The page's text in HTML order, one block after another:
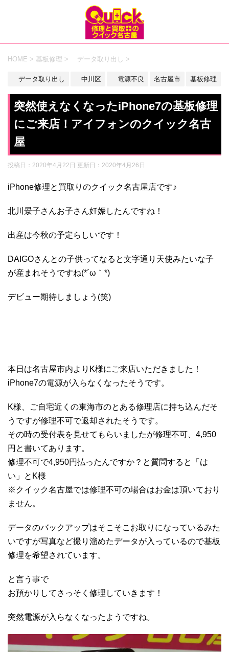
HOME > 基板修理 > データ取り出し >
データ取り出し 中川区 電源不良 名古屋市 基板修理
突然使えなくなったiPhone7の基板修理
にご来店！アイフォンのクイック名古
屋
投稿日：2020年4月22日 更新日： 2020年4月26日
iPhone修理と買取りのクイック名古屋店です♪
北川景子さんお子さん妊娠したんですね！
出産は今秋の予定らしいです！
DAIGOさんとの子供ってなると文字通り天使みたいな子
が産まれそうですね(*´ω｀*)
デビュー期待しましょう(笑)
本日は名古屋市内よりK様にご来店いただきました！
iPhone7の電源が入らなくなったそうです。
K様、ご自宅近くの東海市のとある修理店に持ち込んだそ
うですが修理不可で返却されたそうです。
その時の受付表を見せてもらいましたが修理不可、4,950
円と書いてあります。
修理不可で4,950円払ったんですか？と質問すると「は
い」とK様
※クイック名古屋では修理不可の場合はお金は頂いており
ません。
データのバックアップはそこそこお取りになっているみた
いですが写真など撮り溜めたデータが入っているので基板
修理を希望されています。
と言う事で
お預かりしてさっそく修理していきます！
突然電源が入らなくなったようですね。